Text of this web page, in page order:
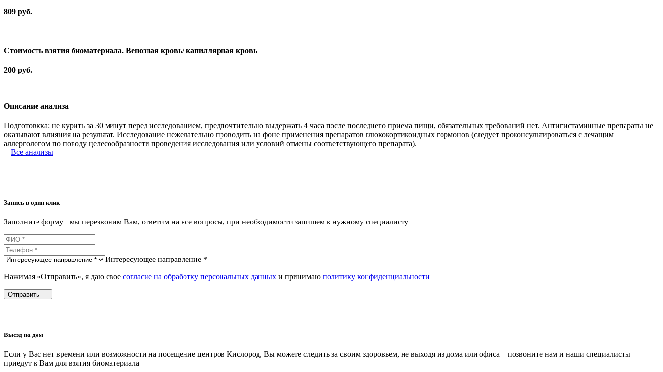
809 руб.
Стоимость взятия биоматериала. Венозная кровь/ капиллярная кровь
200 руб.
Описание анализа
Подготовкка: не курить за 30 минут перед исследованием, предпочтительно выдержать 4 часа после последнего приема пищи, обязательных требований нет. Антигистаминные препараты не
оказывают влияния на результат. Исследование нежелательно проводить на фоне применения препаратов глюкокортикоидных гормонов (следует проконсультироваться с лечащим
аллергологом по поводу целесообразности проведения исследования или условий отмены соответствующего препарата).
Все анализы
Запись в один клик
Заполните форму - мы перезвоним Вам, ответим на все вопросы, при необходимости запишем к нужному специалисту
Интересующее направление *
Нажимая «Отправить», я даю свое согласие на обработку персональных данных и принимаю политику конфиденциальности
Отправить
Выезд на дом
Если у Вас нет времени или возможности на посещение центров Кислород, Вы можете следить за своим здоровьем, не выходя из дома или офиса – позвоните нам и наши специалисты
приедут к Вам для взятия биоматериала